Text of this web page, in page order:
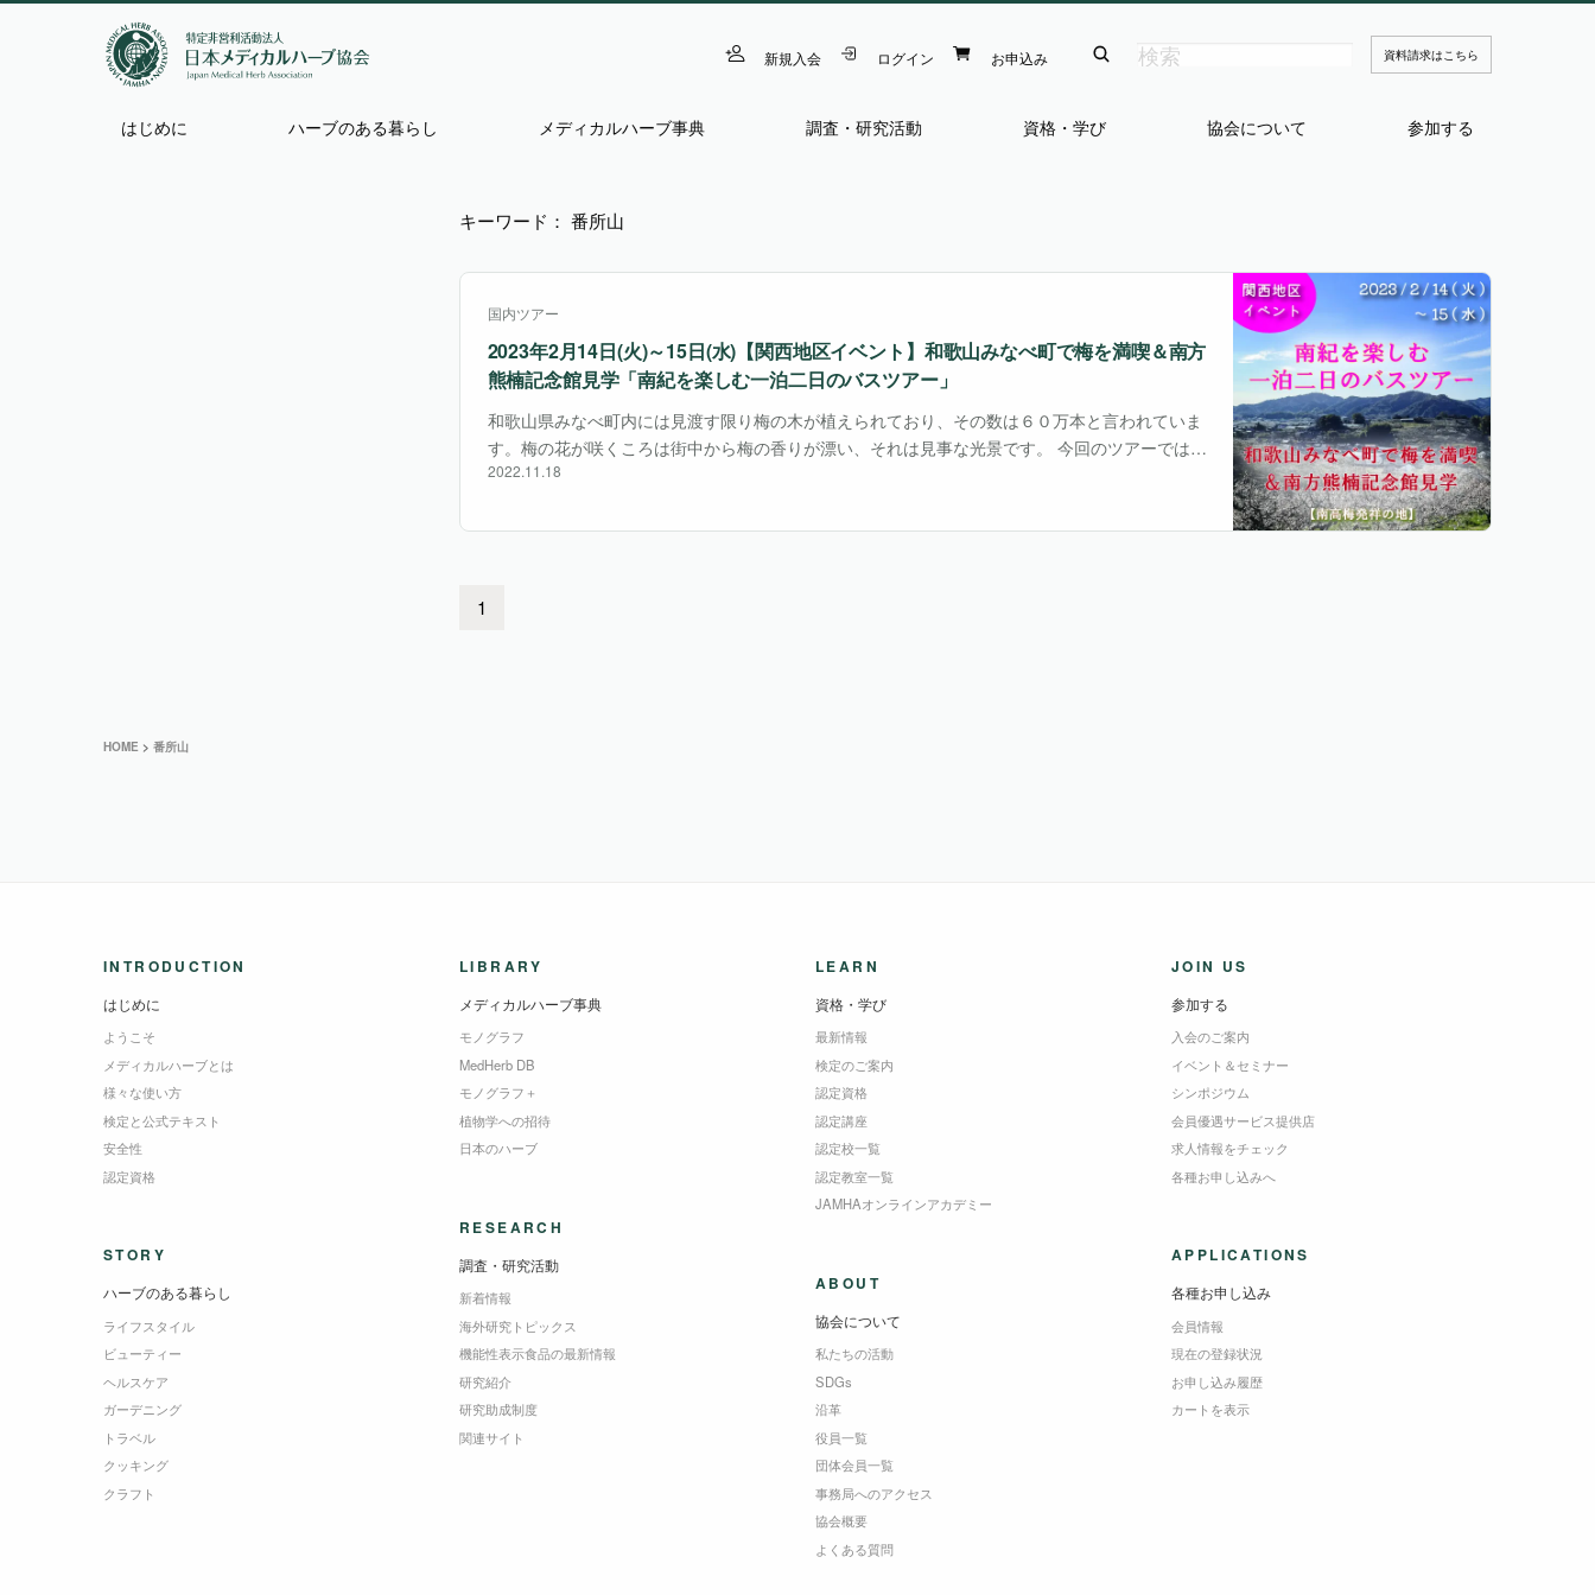
新規入会 ログイン お申込み 資料請求はこちら
はじめに ハーブのある暮らし メディカルハーブ事典 調査・研究活動 資格・学び 協会について 参加する
キーワード： 番所山
国内ツアー
2023年2月14日(火)～15日(水)【関西地区イベント】和歌山みなべ町で梅を満喫＆南方
熊楠記念館見学「南紀を楽しむ一泊二日のバスツアー」
和歌山県みなべ町内には見渡す限り梅の木が植えられており、その数は６０万本と言われていま
す。梅の花が咲くころは街中から梅の香りが漂い、それは見事な光景です。 今回のツアーでは、
和歌山県みなべ町の南高梅発祥農園「たかだ果園」での観梅、農園見学やプチ梅農家体験をして
2022.11.18
1
HOME > 番所山
INTRODUCTION
はじめに
ようこそ
メディカルハーブとは
様々な使い方
検定と公式テキスト
安全性
認定資格
STORY
ハーブのある暮らし
ライフスタイル
ビューティー
ヘルスケア
ガーデニング
トラベル
クッキング
クラフト
LIBRARY
メディカルハーブ事典
モノグラフ
MedHerb DB
モノグラフ＋
植物学への招待
日本のハーブ
RESEARCH
調査・研究活動
新着情報
海外研究トピックス
機能性表示食品の最新情報
研究紹介
研究助成制度
関連サイト
LEARN
資格・学び
最新情報
検定のご案内
認定資格
認定講座
認定校一覧
認定教室一覧
JAMHAオンラインアカデミー
ABOUT
協会について
私たちの活動
SDGs
沿革
役員一覧
団体会員一覧
事務局へのアクセス
協会概要
よくある質問
JOIN US
参加する
入会のご案内
イベント＆セミナー
シンポジウム
会員優遇サービス提供店
求人情報をチェック
各種お申し込みへ
APPLICATIONS
各種お申し込み
会員情報
現在の登録状況
お申し込み履歴
カートを表示